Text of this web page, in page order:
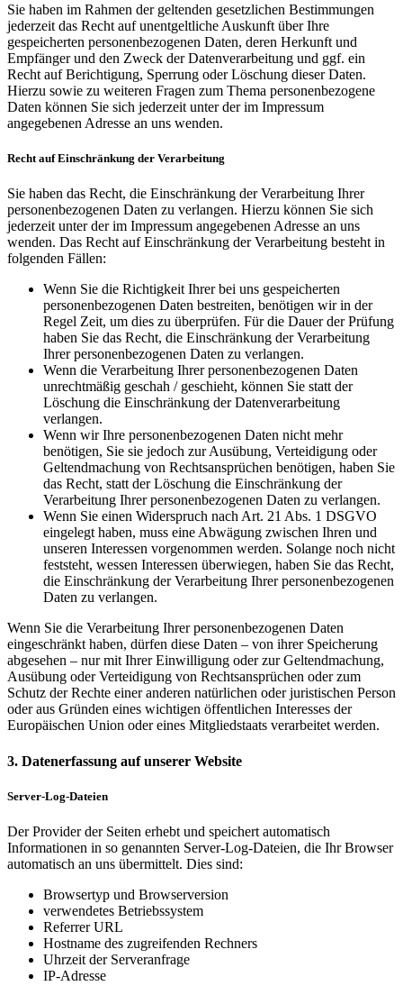
Sie haben im Rahmen der geltenden gesetzlichen Bestimmungen
jederzeit das Recht auf unentgeltliche Auskunft über Ihre
gespeicherten personenbezogenen Daten, deren Herkunft und
Empfänger und den Zweck der Datenverarbeitung und ggf. ein
Recht auf Berichtigung, Sperrung oder Löschung dieser Daten.
Hierzu sowie zu weiteren Fragen zum Thema personenbezogene
Daten können Sie sich jederzeit unter der im Impressum
angegebenen Adresse an uns wenden.
Recht auf Einschränkung der Verarbeitung
Sie haben das Recht, die Einschränkung der Verarbeitung Ihrer
personenbezogenen Daten zu verlangen. Hierzu können Sie sich
jederzeit unter der im Impressum angegebenen Adresse an uns
wenden. Das Recht auf Einschränkung der Verarbeitung besteht in
folgenden Fällen:
Wenn Sie die Richtigkeit Ihrer bei uns gespeicherten
personenbezogenen Daten bestreiten, benötigen wir in der
Regel Zeit, um dies zu überprüfen. Für die Dauer der Prüfung
haben Sie das Recht, die Einschränkung der Verarbeitung
Ihrer personenbezogenen Daten zu verlangen.
Wenn die Verarbeitung Ihrer personenbezogenen Daten
unrechtmäßig geschah / geschieht, können Sie statt der
Löschung die Einschränkung der Datenverarbeitung
verlangen.
Wenn wir Ihre personenbezogenen Daten nicht mehr
benötigen, Sie sie jedoch zur Ausübung, Verteidigung oder
Geltendmachung von Rechtsansprüchen benötigen, haben Sie
das Recht, statt der Löschung die Einschränkung der
Verarbeitung Ihrer personenbezogenen Daten zu verlangen.
Wenn Sie einen Widerspruch nach Art. 21 Abs. 1 DSGVO
eingelegt haben, muss eine Abwägung zwischen Ihren und
unseren Interessen vorgenommen werden. Solange noch nicht
feststeht, wessen Interessen überwiegen, haben Sie das Recht,
die Einschränkung der Verarbeitung Ihrer personenbezogenen
Daten zu verlangen.
Wenn Sie die Verarbeitung Ihrer personenbezogenen Daten
eingeschränkt haben, dürfen diese Daten – von ihrer Speicherung
abgesehen – nur mit Ihrer Einwilligung oder zur Geltendmachung,
Ausübung oder Verteidigung von Rechtsansprüchen oder zum
Schutz der Rechte einer anderen natürlichen oder juristischen Person
oder aus Gründen eines wichtigen öffentlichen Interesses der
Europäischen Union oder eines Mitgliedstaats verarbeitet werden.
3. Datenerfassung auf unserer Website
Server-Log-Dateien
Der Provider der Seiten erhebt und speichert automatisch
Informationen in so genannten Server-Log-Dateien, die Ihr Browser
automatisch an uns übermittelt. Dies sind:
Browsertyp und Browserversion
verwendetes Betriebssystem
Referrer URL
Hostname des zugreifenden Rechners
Uhrzeit der Serveranfrage
IP-Adresse